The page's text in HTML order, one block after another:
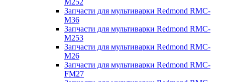
M252
Запчасти для мультиварки Redmond RMC-
M36
Запчасти для мультиварки Redmond RMC-
M253
Запчасти для мультиварки Redmond RMC-
M26
Запчасти для мультиварки Redmond RMC-
FM27